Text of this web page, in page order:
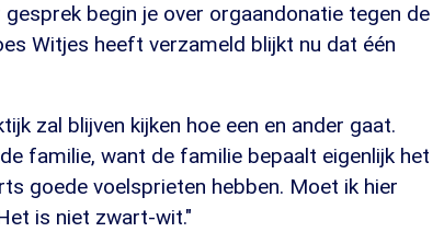
begin je over orgaandonatie tegen de
Witjes heeft verzameld blijkt nu dat één
zal blijven kijken hoe een en ander gaat.
familie, want de familie bepaalt eigenlijk het
goede voelsprieten hebben. Moet ik hier
is niet zwart-wit."